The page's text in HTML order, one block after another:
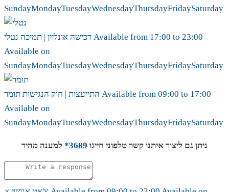
SundayMondayTuesdayWednesdayThursdayFridaySaturday
רכישה אונליין | תמיכה Available from 17:00 to 23:00
Available on
SundayMondayTuesdayWednesdayThursdayFridaySaturday
התייעצות | חוק הנגישות Available from 09:00 to 17:00
Available on
SundayMondayTuesdayWednesdayThursdayFridaySaturday
ניתן גם ליצור איתנו קשר טלפוני חייגו 3689* למענה מהיר